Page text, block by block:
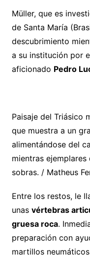
Müller, que es
de Santa María
descubrimiento
a su institución por
aficionado Pedro
Paisaje del Triásico
que muestra a un
alimentándose del
mientras ejemplares
sobras. / Matheus
Entre los restos, le
unas vértebras
gruesa roca.
preparación con
martillos